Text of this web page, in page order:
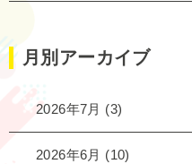
月別アーカイブ
2026年7月 (3)
2026年6月 (10)